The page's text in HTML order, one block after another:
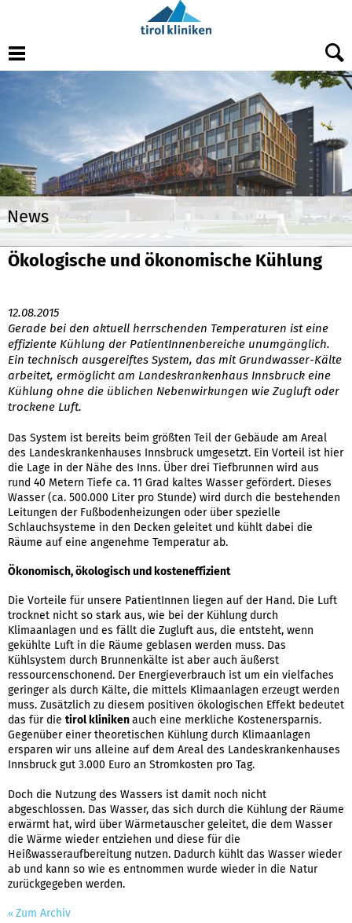
Menu
News
Ökologische und ökonomische Kühlung
12.08.2015
Gerade bei den aktuell herrschenden Temperaturen ist eine
effiziente Kühlung der PatientInnenbereiche unumgänglich.
Ein technisch ausgereiftes System, das mit Grundwasser-Kälte
arbeitet, ermöglicht am Landeskrankenhaus Innsbruck eine
Kühlung ohne die üblichen Nebenwirkungen wie Zugluft oder
trockene Luft.
Das System ist bereits beim größten Teil der Gebäude am Areal
des Landeskrankenhauses Innsbruck umgesetzt. Ein Vorteil ist hier
die Lage in der Nähe des Inns. Über drei Tiefbrunnen wird aus
rund 40 Metern Tiefe ca. 11 Grad kaltes Wasser gefördert. Dieses
Wasser (ca. 500.000 Liter pro Stunde) wird durch die bestehenden
Leitungen der Fußbodenheizungen oder über spezielle
Schlauchsysteme in den Decken geleitet und kühlt dabei die
Räume auf eine angenehme Temperatur ab.
Ökonomisch, ökologisch und kosteneffizient
Die Vorteile für unsere PatientInnen liegen auf der Hand. Die Luft
trocknet nicht so stark aus, wie bei der Kühlung durch
Klimaanlagen und es fällt die Zugluft aus, die entsteht, wenn
gekühlte Luft in die Räume geblasen werden muss. Das
Kühlsystem durch Brunnenkälte ist aber auch äußerst
ressourcenschonend. Der Energieverbrauch ist um ein vielfaches
geringer als durch Kälte, die mittels Klimaanlagen erzeugt werden
muss. Zusätzlich zu diesem positiven ökologischen Effekt bedeutet
das für die tirol klinikenauch eine merkliche Kostenersparnis.
Gegenüber einer theoretischen Kühlung durch Klimaanlagen
ersparen wir uns alleine auf dem Areal des Landeskrankenhauses
Innsbruck gut 3.000 Euro an Stromkosten pro Tag.
Doch die Nutzung des Wassers ist damit noch nicht
abgeschlossen. Das Wasser, das sich durch die Kühlung der Räume
erwärmt hat, wird über Wärmetauscher geleitet, die dem Wasser
die Wärme wieder entziehen und diese für die
Heißwasseraufbereitung nutzen. Dadurch kühlt das Wasser wieder
ab und kann so wie es entnommen wurde wieder in die Natur
zurückgegeben werden.
Zum Archiv